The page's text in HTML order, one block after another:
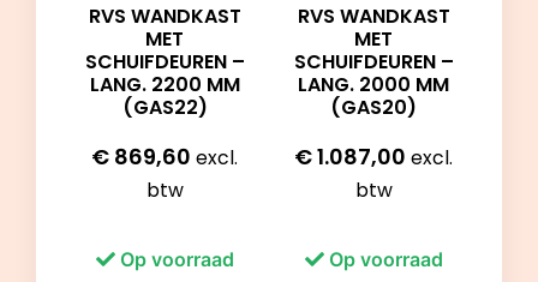
RVS WANDKAST
MET
SCHUIFDEUREN –
LANG. 2200 MM
(GAS22)
€ 869,60 excl.
btw
Op voorraad
RVS WANDKAST
MET
SCHUIFDEUREN –
LANG. 2000 MM
(GAS20)
€1.087,00 excl.
btw
Op voorraad